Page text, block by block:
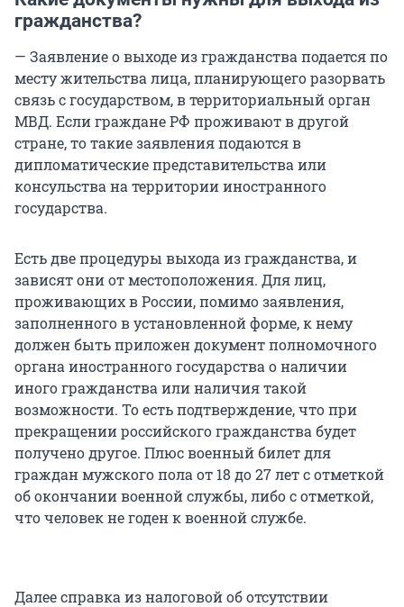
гражданства?
— Заявление о выходе из гражданства подается по
месту жительства лица, планирующего разорвать
связь с государством, в территориальный орган
МВД. Если граждане РФ проживают в другой
стране, то такие заявления подаются в
дипломатические представительства или
консульства на территории иностранного
государства.
Есть две процедуры выхода из гражданства, и
зависят они от местоположения. Для лиц,
проживающих в России, помимо заявления,
заполненного в установленной форме, к нему
должен быть приложен документ полномочного
органа иностранного государства о наличии
иного гражданства или наличия такой
возможности. То есть подтверждение, что при
прекращении российского гражданства будет
получено другое. Плюс военный билет для
граждан мужского пола от 18 до 27 лет с отметкой
об окончании военной службы, либо с отметкой,
что человек не годен к военной службе.
Далее справка из налоговой об отсутствии